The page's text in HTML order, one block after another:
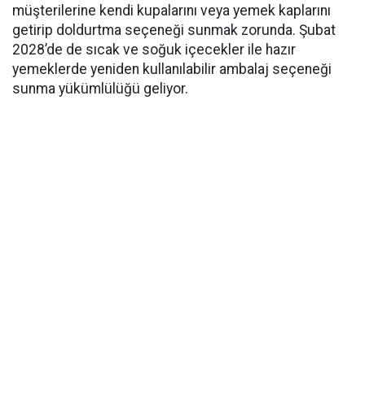
müşterilerine kendi kupalarını veya yemek kaplarını
getirip doldurtma seçeneği sunmak zorunda. Şubat
2028’de de sıcak ve soğuk içecekler ile hazır
yemeklerde yeniden kullanılabilir ambalaj seçeneği
sunma yükümlülüğü geliyor.